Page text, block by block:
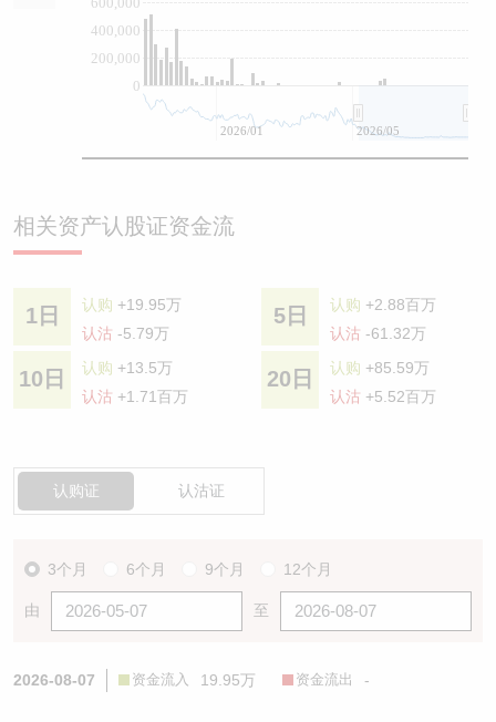
0
200,000
400,000
2026/01 2026/05
相关资产认股证资金流
1日 认购 +19.95万
认沽 -5.79万
5日 认购 +2.88百万
认沽 -61.32万
10日 认购 +13.5万
认沽 +1.71百万
20日 认购 +85.59万
认沽 +5.52百万
认购证 认沽证
3个月 6个月 9个月 12个月
由 至
2026-08-07 资金流入 19.95万 资金流出 -